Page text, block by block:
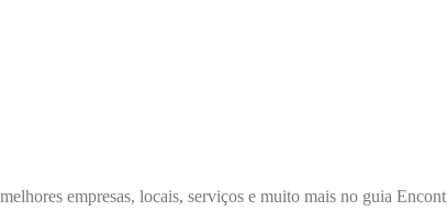
empresas, locais, serviços e muito mais no guia